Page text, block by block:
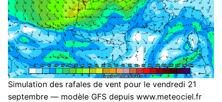
Simulation des rafales de vent pour le vendredi 21
septembre — modèle GFS depuis www.meteociel.fr